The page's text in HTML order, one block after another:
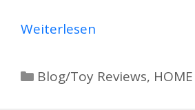
Weiterlesen
Kategorien
Blog/Toy Reviews,